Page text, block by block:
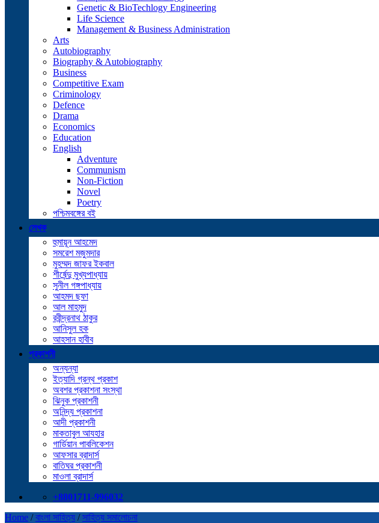
Genetic & BioTechlogy Engineering
Life Science
Management & Business Administration
Arts
Autobiography
Biography & Autobiography
Business
Competitive Exam
Criminology
Defence
Drama
Economics
Education
English
Adventure
Communism
Non-Fiction
Novel
Poetry
পশ্চিমবঙ্গের বই
লেখক
হুমায়ূন আহমেদ
সমরেশ মজুমদার
মুহম্মদ জাফর ইকবাল
শীর্ষেন্দু মুখ্যপাধ্যায়
সুনীল গঙ্গপাধ্যায়
আহমদ ছফা
আল মাহমুদ
রবীন্দ্রনাথ ঠাকুর
আনিসুল হক
আহসান হাবীব
প্রকাশনী
অন্যন্যা
ইত্যাদি গ্রন্থ প্রকাশ
অবশর প্রকাশনা সংস্থা
ঝিনুক প্রকাশনী
অনিন্দ্য প্রকাশনা
আদী প্রকাশনী
মাকতাবুল আযহার
গার্ডিয়ান পাবলিকেশন
আফসার ব্রাদার্স
বাতিঘর প্রকাশনী
মাওলা ব্রাদার্স
+8801711-996032
Home / বাংলা সাহিত্য / সাহিত্য সমালোচনা